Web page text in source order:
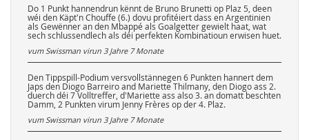
Do 1 Punkt hannendrun kënnt de Bruno Brunetti op Plaz 5, deen
wéi den Käpt'n Chouffe (6.) dovu profitéiert dass en Argentinien
als Gewënner an den Mbappé als Goalgetter gewielt haat, wat
sech schlussendlech als déi perfekten Kombinatioun erwisen huet.
vum Swissman virun 3 Jahre 7 Monate
Den Tippspill-Podium versvollstännegen 6 Punkten hannert dem
Japs den Diogo Barreiro and Mariette Thilmany, den Diogo ass 2.
duerch déi 7 Volltreffer, d'Mariette ass also 3. an domatt beschten
Damm, 2 Punkten virum Jenny Frères op der 4. Plaz.
vum Swissman virun 3 Jahre 7 Monate